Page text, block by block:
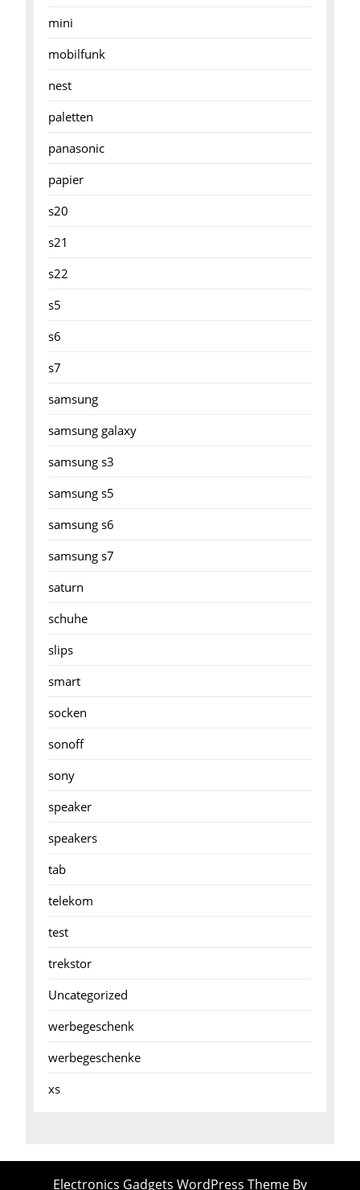
mini
mobilfunk
nest
paletten
panasonic
papier
s20
s21
s22
s5
s6
s7
samsung
samsung galaxy
samsung s3
samsung s5
samsung s6
samsung s7
saturn
schuhe
slips
smart
socken
sonoff
sony
speaker
speakers
tab
telekom
test
trekstor
Uncategorized
werbegeschenk
werbegeschenke
xs
Electronics Gadgets WordPress Theme By